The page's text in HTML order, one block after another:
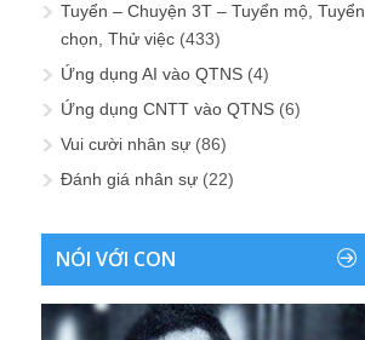
Tuyển – Chuyện 3T – Tuyển mộ, Tuyển
chọn, Thử việc (433)
Ứng dụng AI vào QTNS (4)
Ứng dụng CNTT vào QTNS (6)
Vui cười nhân sự (86)
Đánh giá nhân sự (22)
NÓI VỚI CON